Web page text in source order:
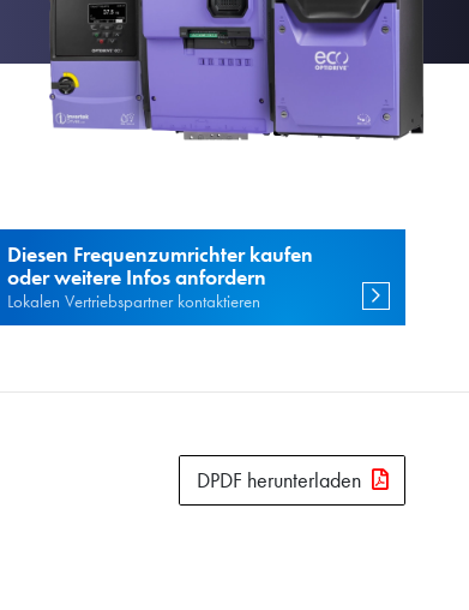
Diesen Frequenzumrichter kaufen
oder weitere Infos anfordern
Lokalen Vertriebspartner kontaktieren
DPDF herunterladen